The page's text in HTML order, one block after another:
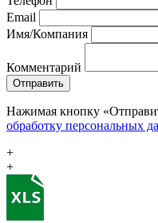
Email
Имя/Компания
Комментарий
Отправить
Нажимая кнопку
обработку персональных
+
+